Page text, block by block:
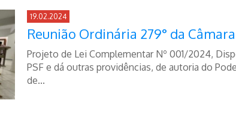
19.02.2024
Reunião Ordinária 279° da
Projeto de Lei Complementar Nº 001/2024,
PSF e dá outras providências, de autoria do
de...